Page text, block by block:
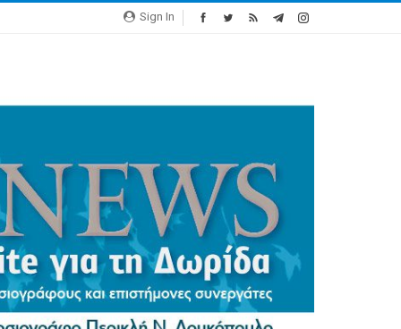
Sign In